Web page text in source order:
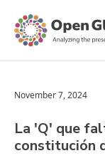
November 7, 2024
La 'Q' que
constitución